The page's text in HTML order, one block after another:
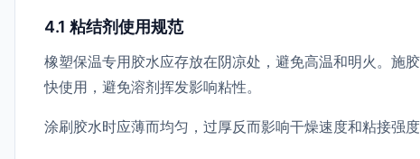
4.1 粘结剂使用规范
橡塑保温专用胶水应存放在阴凉处，避免高温和明火。
快使用，避免溶剂挥发影响粘性。
涂刷胶水时应薄而均匀，过厚反而影响干燥速度和粘接强